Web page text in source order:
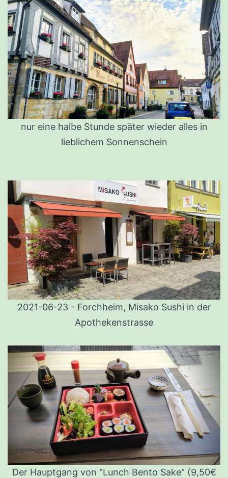
nur eine halbe Stunde später wieder alles in
lieblichem Sonnenschein
2021-06-23 - Forchheim, Misako Sushi in der
Apothekenstrasse
Der Hauptgang von "Lunch Bento Sake" (9,50€